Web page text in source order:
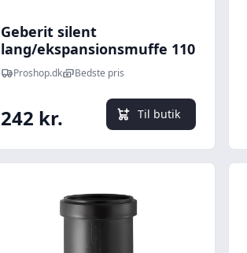
Geberit silent
lang/ekspansionsmuffe 110
mmProshop.dk Bedste pris
242 kr. Til butik